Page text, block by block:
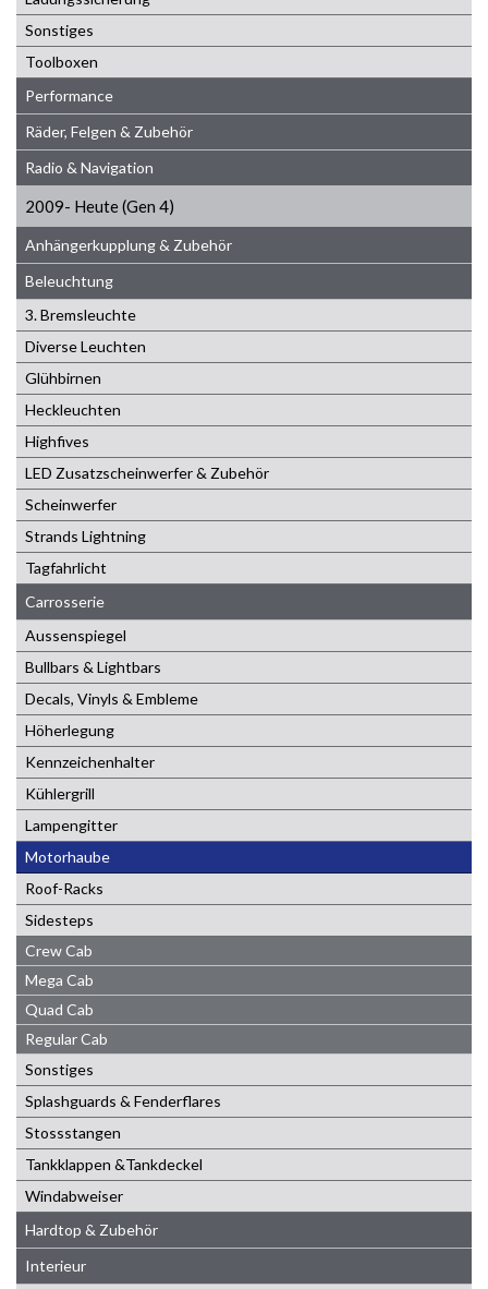
Sonstiges
Toolboxen
Performance
Räder, Felgen & Zubehör
Radio & Navigation
2009- Heute (Gen 4)
Anhängerkupplung & Zubehör
Beleuchtung
3. Bremsleuchte
Diverse Leuchten
Glühbirnen
Heckleuchten
Highfives
LED Zusatzscheinwerfer & Zubehör
Scheinwerfer
Strands Lightning
Tagfahrlicht
Carrosserie
Aussenspiegel
Bullbars & Lightbars
Decals, Vinyls & Embleme
Höherlegung
Kennzeichenhalter
Kühlergrill
Lampengitter
Motorhaube
Roof-Racks
Sidesteps
Crew Cab
Mega Cab
Quad Cab
Regular Cab
Sonstiges
Splashguards & Fenderflares
Stossstangen
Tankklappen &Tankdeckel
Windabweiser
Hardtop & Zubehör
Interieur